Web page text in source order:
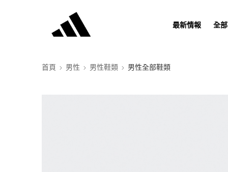
最新情報 全
首頁 男性 男性鞋類 男性全部鞋類